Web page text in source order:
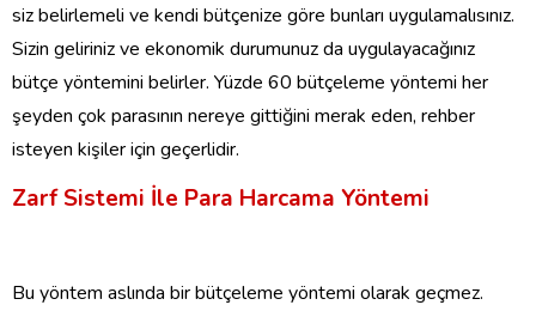
siz belirlemeli ve kendi bütçenize göre bunları uygulamalısınız.
Sizin geliriniz ve ekonomik durumunuz da uygulayacağınız
bütçe yöntemini belirler. Yüzde 60 bütçeleme yöntemi her
şeyden çok parasının nereye gittiğini merak eden, rehber
isteyen kişiler için geçerlidir.
Zarf Sistemi İle Para Harcama Yöntemi
Bu yöntem aslında bir bütçeleme yöntemi olarak geçmez.